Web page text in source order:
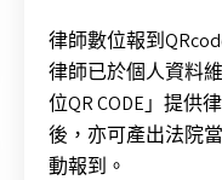
律師數位報到
律師已於個人資料
位QR CODE」提
後，亦可產出法院
動報到。